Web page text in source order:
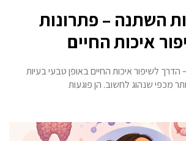
השתנה – פתרונות
איכות החיים
לשיפור איכות החיים באופן טבעי בעיות
מכפי שנהוג לחשוב. הן פוגעות